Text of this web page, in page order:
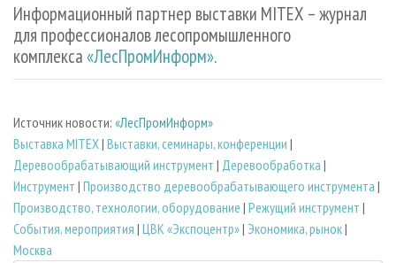
Информационный партнер выставки MITEX – журнал
для профессионалов лесопромышленного
комплекса«ЛесПромИнформ».
Источник новости: «ЛесПромИнформ»
Выставка MITEX| Выставки, семинары, конференции |
Деревообрабатывающий инструмент | Деревообработка |
Инструмент | Производство деревообрабатывающего инструмента |
Производство, технологии, оборудование | Режущий инструмент |
События, мероприятия | ЦВК «Экспоцентр»| Экономика, рынок|
Москва